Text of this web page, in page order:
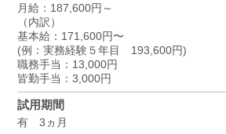
月給：187,600円～
（内訳）
基本給：171,600円〜
(例：実務経験５年目 193,600円)
職務手当：13,000円
皆勤手当：3,000円
試用期間
有 3ヵ月